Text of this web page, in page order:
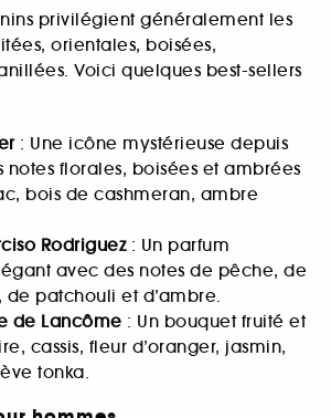
privilégient généralement les
orientales, boisées,
Voici quelques best-sellers
: Une icône mystérieuse depuis
notes florales, boisées et ambrées
bois de cashmeran, ambre
Rodriguez: Un parfum
avec des notes de pêche, de
de patchouli et d’ambre.
de Lancôme : Un bouquet fruité et
cassis, fleur d’oranger, jasmin,
tonka.